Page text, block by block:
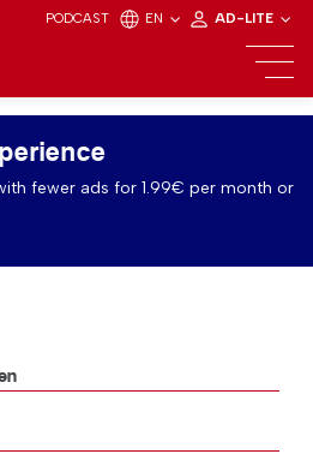
PODCAST EN AD-LITE
fewer ads for 1.99€ per month or